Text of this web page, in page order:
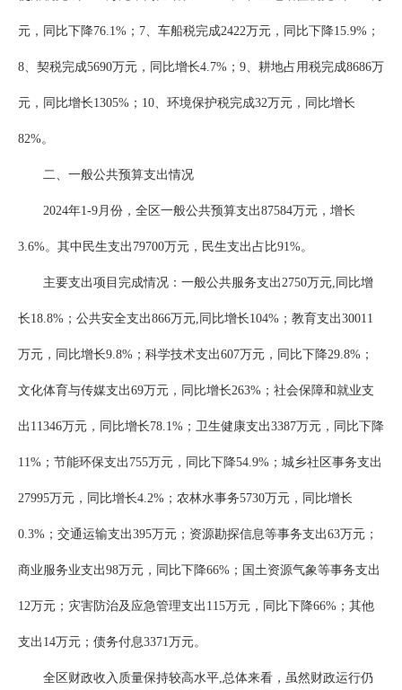
元，同比下降76.1%；7、车船税完成2422万元，同比下降15.9%；
8、契税完成5690万元，同比增长4.7%；9、耕地占用税完成8686万
元，同比增长1305%；10、环境保护税完成32万元，同比增长
82%。
二、一般公共预算支出情况
2024年1-9月份，全区一般公共预算支出87584万元，增长
3.6%。其中民生支出79700万元，民生支出占比91%。
主要支出项目完成情况：一般公共服务支出2750万元,同比增
长18.8%；公共安全支出866万元,同比增长104%；教育支出30011
万元，同比增长9.8%；科学技术支出607万元，同比下降29.8%；
文化体育与传媒支出69万元，同比增长263%；社会保障和就业支
出11346万元，同比增长78.1%；卫生健康支出3387万元，同比下降
11%；节能环保支出755万元，同比下降54.9%；城乡社区事务支出
27995万元，同比增长4.2%；农林水事务5730万元，同比增长
0.3%；交通运输支出395万元；资源勘探信息等事务支出63万元；
商业服务业支出98万元，同比下降66%；国土资源气象等事务支出
12万元；灾害防治及应急管理支出115万元，同比下降66%；其他
支出14万元；债务付息3371万元。
全区财政收入质量保持较高水平,总体来看，虽然财政运行仍